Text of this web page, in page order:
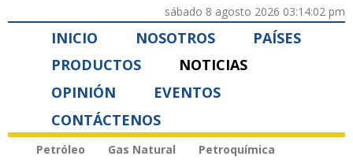
sábado 8 agosto 2026 03:14:02 pm
INICIO NOSOTROS
PAÍSES
PRODUCTOS
NOTICIAS
OPINIÓN
EVENTOS
CONTÁCTENOS
Petróleo Gas Natural
Petroquímica